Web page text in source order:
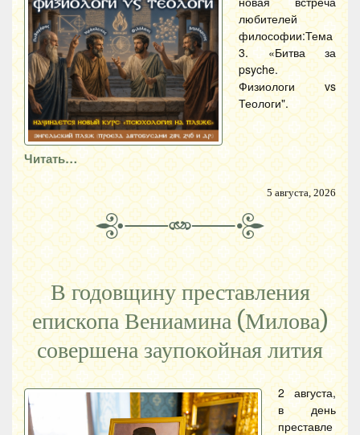
любителей
философии:Тема
3. «Битва за
psyche.
Физиологи vs
Теологи".
Читать…
5 августа, 2026
В годовщину преставления
епископа Вениамина (Милова)
совершена заупокойная лития
2 августа,
в день
преставле